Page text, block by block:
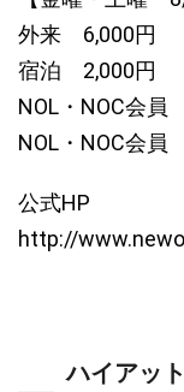
外来 6,000円
宿泊 2,000円
NOL・NOC会
NOL・NOC会
公式HP
http://
ハイアッ